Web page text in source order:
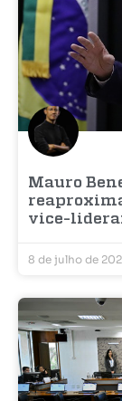
Mauro
vice-
8 de julho de